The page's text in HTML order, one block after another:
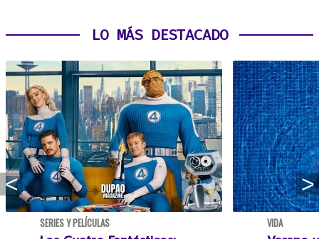
LO MÁS DESTACADO
SERIES Y PELÍCULAS VIDA